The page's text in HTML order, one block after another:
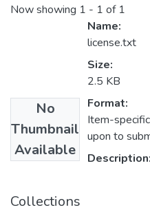
Now showing 1 - 1 of 1
No
Thumbnail
Available
Name:
license.txt
Size:
2.5 KB
Format:
Item-
upon to
Description:
Collections